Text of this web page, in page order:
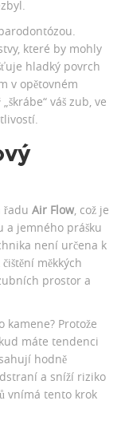
které by mohly
hladký povrch
v opětovném
váš zub, ve
řadu Air Flow, což je
a jemného prášku
není určena k
měkkých
prostor a
kamene? Protože
máte tendenci
hodně
a sníží riziko
vnímá tento krok